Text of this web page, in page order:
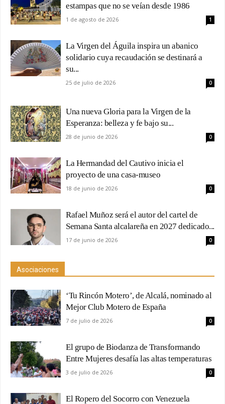
estampas que no se veían desde 1986
1 de agosto de 2026 1
La Virgen del Águila inspira un abanico
solidario cuya recaudación se destinará a
su...
25 de julio de 2026 0
Una nueva Gloria para la Virgen de la
Esperanza: belleza y fe bajo su...
28 de junio de 2026 0
La Hermandad del Cautivo inicia el
proyecto de una casa-museo
18 de junio de 2026 0
Rafael Muñoz será el autor del cartel de
Semana Santa alcalareña en 2027 dedicado...
17 de junio de 2026 0
Asociaciones
‘Tu Rincón Motero’, de Alcalá, nominado al
Mejor Club Motero de España
7 de julio de 2026 0
El grupo de Biodanza de Transformando
Entre Mujeres desafía las altas temperaturas
3 de julio de 2026 0
El Ropero del Socorro con Venezuela